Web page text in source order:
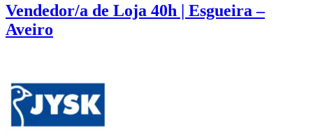
Vendedor/a de Loja 40h | Esgueira –
Aveiro